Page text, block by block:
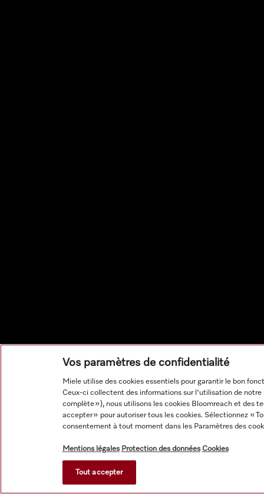
Vos paramètres de confidentialité
Miele utilise des cookies essentiels pour garantir le bon
Ceux-ci collectent des informations sur l'utilisation de notre
complète »), nous utilisons les cookies Bloomreach et des
accepter » pour autoriser tous les cookies. Sélectionnez «
consentement à tout moment dans les Paramètres des
Mentions légales Protection des données Cookies
Tout accepter